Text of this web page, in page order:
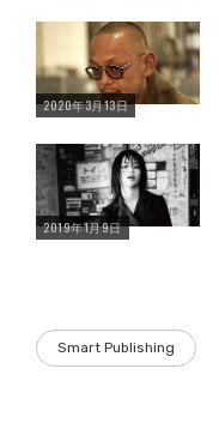
Warning : Undefined variable $post_id in
/home/storywriter/storywriter.tokyo/public_html/wp-content/themes/StoryWriter/single.phpon line242
2020年3月13日
Warning : Undefined variable $post_id in
/home/storywriter/storywriter.tokyo/public_html/wp-content/themes/StoryWriter/single.phpon line242
2019年1月9日
Smart Publishing